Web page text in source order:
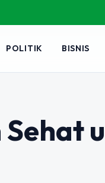
POLITIK BISNIS